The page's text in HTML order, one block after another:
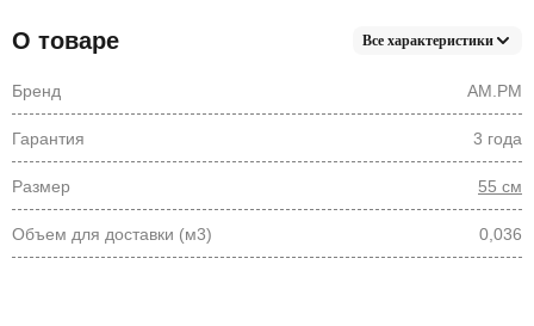
О товаре Все характеристики
Бренд AM.PM
Гарантия 3 года
Размер 55 см
Объем для доставки (м3) 0,036